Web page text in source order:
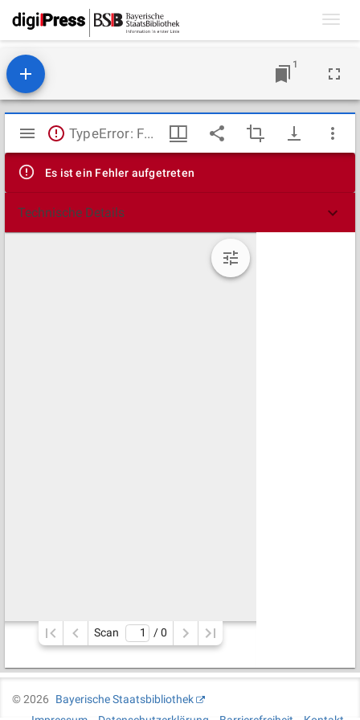
1
Mirador
Viewer
TypeError: Failed to fetch
Es ist ein Fehler aufgetreten
Technische Details
Scan / 0
©2026
Bayerische Staatsbibliothek